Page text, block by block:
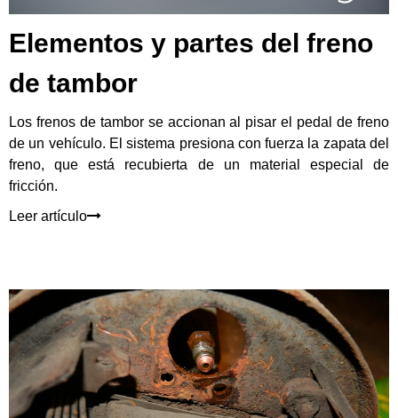
Elementos y partes del freno
de tambor
Los frenos de tambor se accionan al pisar el pedal de freno
de un vehículo. El sistema presiona con fuerza la zapata del
freno, que está recubierta de un material especial de
fricción.
Leer artículo